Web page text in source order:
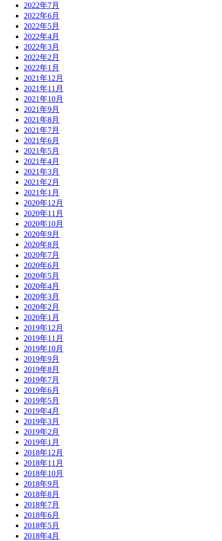
2022年7月
2022年6月
2022年5月
2022年4月
2022年3月
2022年2月
2022年1月
2021年12月
2021年11月
2021年10月
2021年9月
2021年8月
2021年7月
2021年6月
2021年5月
2021年4月
2021年3月
2021年2月
2021年1月
2020年12月
2020年11月
2020年10月
2020年9月
2020年8月
2020年7月
2020年6月
2020年5月
2020年4月
2020年3月
2020年2月
2020年1月
2019年12月
2019年11月
2019年10月
2019年9月
2019年8月
2019年7月
2019年6月
2019年5月
2019年4月
2019年3月
2019年2月
2019年1月
2018年12月
2018年11月
2018年10月
2018年9月
2018年8月
2018年7月
2018年6月
2018年5月
2018年4月